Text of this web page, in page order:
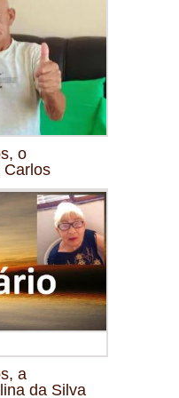
o
Carlos
a
da Silva